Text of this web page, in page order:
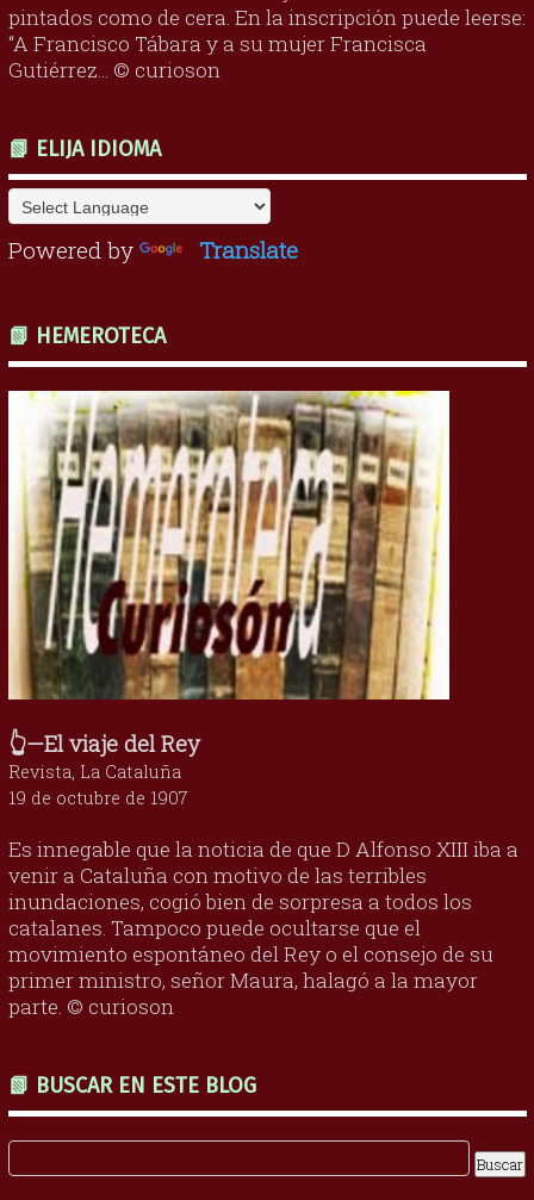
pintados como de cera. En la inscripción puede leerse:
“A Francisco Tábara y a su mujer Francisca
Gutiérrez... © curioson
📗 ELIJA IDIOMA
Powered by Translate
📗 HEMEROTECA
👆—El viaje del Rey
Revista, La Cataluña
19 de octubre de 1907
Es innegable que la noticia de que D Alfonso XIII iba a
venir a Cataluña con motivo de las terribles
inundaciones, cogió bien de sorpresa a todos los
catalanes. Tampoco puede ocultarse que el
movimiento espontáneo del Rey o el consejo de su
primer ministro, señor Maura, halagó a la mayor
parte. © curioson
📗 BUSCAR EN ESTE BLOG